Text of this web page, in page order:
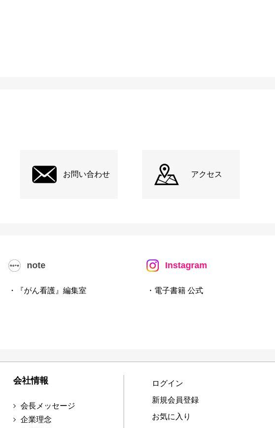
お問い合わせ アクセス
note
・『がん看護』編集室
Instagram
・電子書籍 公式
会社情報
会長メッセージ
企業理念
ログイン
新規会員登録
お気に入り